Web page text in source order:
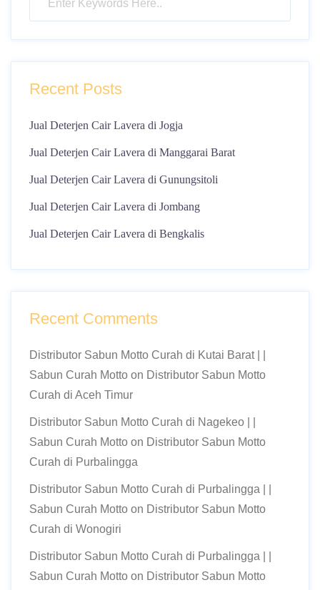
Recent Posts
Jual Deterjen Cair Lavera di Jogja
Jual Deterjen Cair Lavera di Manggarai Barat
Jual Deterjen Cair Lavera di Gunungsitoli
Jual Deterjen Cair Lavera di Jombang
Jual Deterjen Cair Lavera di Bengkalis
Recent Comments
Distributor Sabun Motto Curah di Kutai Barat | |
Sabun Curah Motto on Distributor Sabun Motto
Curah di Aceh Timur
Distributor Sabun Motto Curah di Nagekeo | |
Sabun Curah Motto on Distributor Sabun Motto
Curah di Purbalingga
Distributor Sabun Motto Curah di Purbalingga | |
Sabun Curah Motto on Distributor Sabun Motto
Curah di Wonogiri
Distributor Sabun Motto Curah di Purbalingga | |
Sabun Curah Motto on Distributor Sabun Motto